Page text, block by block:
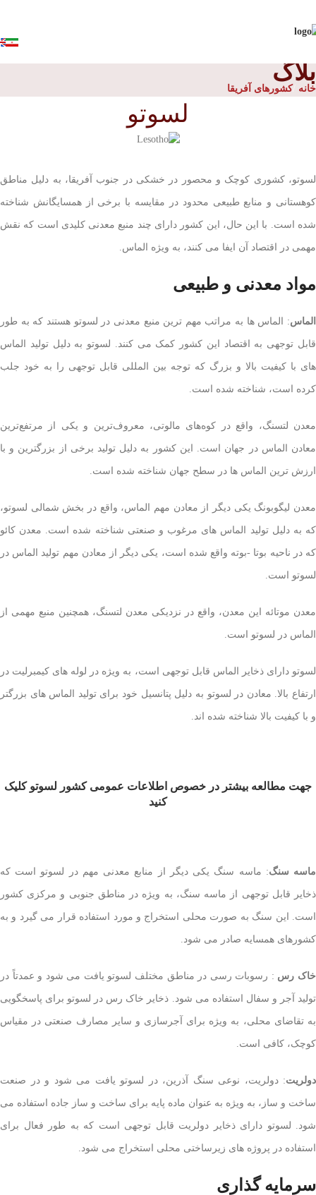
بلاگ
خانه کشورهای آفریقا
لسوتو
لسوتو، کشوری کوچک و محصور در خشکی در جنوب آفریقا، به دلیل مناطق
کوهستانی و منابع طبیعی محدود در مقایسه با برخی از همسایگانش شناخته
شده است. با این حال، این کشور دارای چند منبع معدنی کلیدی است که نقش
مهمی در اقتصاد آن ایفا می کنند، به ویژه الماس.
مواد معدنی و طبیعی
الماس: الماس ها به مراتب مهم ترین منبع معدنی در لسوتو هستند که به طور
قابل توجهی به اقتصاد این کشور کمک می کنند. لسوتو به دلیل تولید الماس
های با کیفیت بالا و بزرگ که توجه بین المللی قابل توجهی را به خود جلب
کرده است، شناخته شده است.
معدن لتسنگ، واقع در کوه‌های مالوتی، معروف‌ترین و یکی از مرتفع‌ترین
معادن الماس در جهان است. این کشور به دلیل تولید برخی از بزرگترین و با
ارزش ترین الماس ها در سطح جهان شناخته شده است.
معدن لیگوبونگ یکی دیگر از معادن مهم الماس، واقع در بخش شمالی لسوتو،
که به دلیل تولید الماس های مرغوب و صنعتی شناخته شده است. معدن کائو
که در ناحیه بوتا -بوته واقع شده است، یکی دیگر از معادن مهم تولید الماس در
لسوتو است.
معدن موتائه این معدن، واقع در نزدیکی معدن لتسنگ، همچنین منبع مهمی از
الماس در لسوتو است.
لسوتو دارای ذخایر الماس قابل توجهی است، به ویژه در لوله های کیمبرلیت در
ارتفاع بالا. معادن در لسوتو به دلیل پتانسیل خود برای تولید الماس های بزرگتر
و با کیفیت بالا شناخته شده اند.
جهت مطالعه بیشتر در خصوص اطلاعات عمومی کشور لسوتو کلیک
کنید
ماسه سنگ: ماسه سنگ یکی دیگر از منابع معدنی مهم در لسوتو است که
ذخایر قابل توجهی از ماسه سنگ، به ویژه در مناطق جنوبی و مرکزی کشور
است. این سنگ به صورت محلی استخراج و مورد استفاده قرار می گیرد و به
کشورهای همسایه صادر می شود.
خاک رس : رسوبات رسی در مناطق مختلف لسوتو یافت می شود و عمدتاً در
تولید آجر و سفال استفاده می شود. ذخایر خاک رس در لسوتو برای پاسخگویی
به تقاضای محلی، به ویژه برای آجرسازی و سایر مصارف صنعتی در مقیاس
کوچک، کافی است.
دولریت: دولریت، نوعی سنگ آذرین، در لسوتو یافت می شود و در صنعت
ساخت و ساز، به ویژه به عنوان ماده پایه برای ساخت و ساز جاده استفاده می
شود. لسوتو دارای ذخایر دولریت قابل توجهی است که به طور فعال برای
استفاده در پروژه های زیرساختی محلی استخراج می شود.
سرمایه گذاری